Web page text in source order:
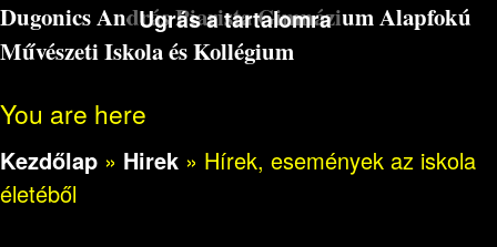
Ugrás a tartalomra
Dugonics András Piarista Gimnázium Alapfokú
Művészeti Iskola és Kollégium
You are here
Kezdőlap » Hirek » Hírek, események az iskola
életéből